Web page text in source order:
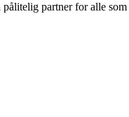
partner for alle som